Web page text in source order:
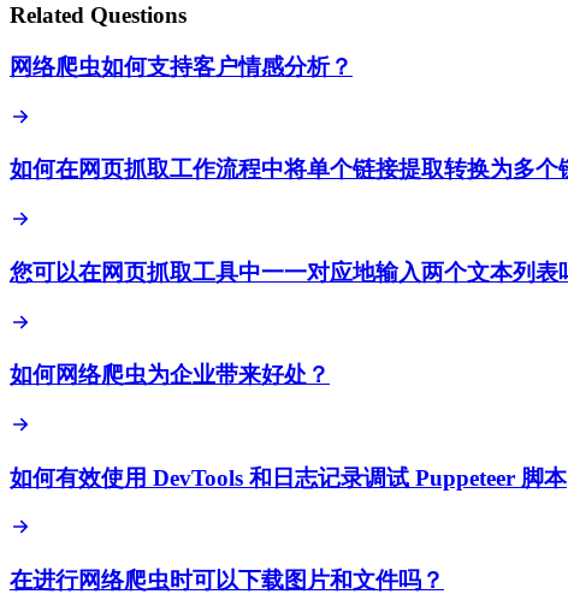
Related Questions
网络爬虫如何支持客户情感分析？
如何在网页抓取工作流程中将单个链接提取转换为多个
您可以在网页抓取工具中一一对应地输入两个文本列表
如何网络爬虫为企业带来好处？
如何有效使用 DevTools 和日志记录调试 Puppeteer 脚本
在进行网络爬虫时可以下载图片和文件吗？